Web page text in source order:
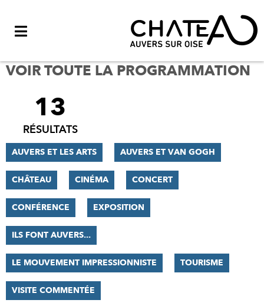
VOIR TOUTE LA PROGRAMMATION
FILTRER
RÉSULTATS
13
RÉSULTATS
AUVERS ET LES ARTS AUVERS ET VAN GOGH
CHÂTEAU CINÉMA CONCERT
CONFÉRENCE EXPOSITION
ILS FONT AUVERS...
LE MOUVEMENT IMPRESSIONNISTE TOURISME
VISITE COMMENTÉE